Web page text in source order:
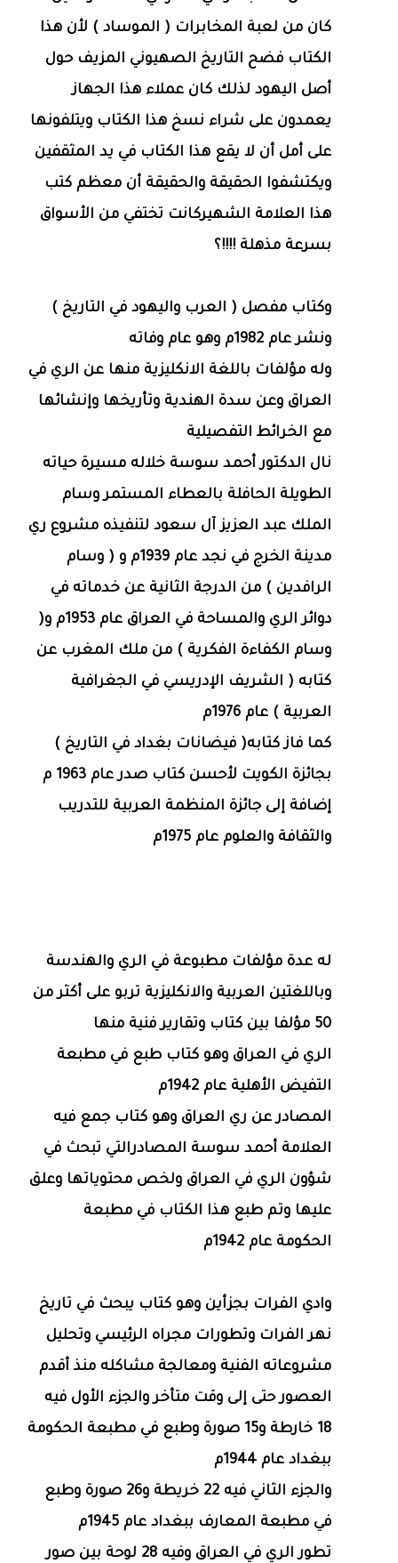
كان من لعبة المخابرات ( الموساد ) لأن هذا
الكتاب فضح التاريخ الصهيوني المزيف حول
أصل اليهود لذلك كان عملاء هذا الجهاز
يعمدون على شراء نسخ هذا الكتاب ويتلفونها
على أمل أن لا يقع هذا الكتاب في يد المثقفين
ويكتشفوا الحقيقة والحقيقة أن معظم كتب
هذا العلامة الشهيركانت تختفي من الأسواق
بسرعة مذهلة !!!!؟
وكتاب مفصل ( العرب واليهود في التاريخ )
ونشر عام 1982م وهو عام وفاته
وله مؤلفات باللغة الانكليزية منها عن الري في
العراق وعن سدة الهندية وتأريخها وإنشائها
مع الخرائط التفصيلية
نال الدكتور أحمد سوسة خلاله مسيرة حياته
الطويلة الحافلة بالعطاء المستمر وسام
الملك عبد العزيز آل سعود لتنفيذه مشروع ري
مدينة الخرج في نجد عام 1939م و ( وسام
الرافدين ) من الدرجة الثانية عن خدماته في
دوائر الري والمساحة في العراق عام 1953م و(
وسام الكفاءة الفكرية ) من ملك المغرب عن
كتابه ( الشريف الإدريسي في الجغرافية
العربية ) عام 1976م
كما فاز كتابه( فيضانات بغداد في التاريخ )
بجائزة الكويت لأحسن كتاب صدر عام 1963 م
إضافة إلى جائزة المنظمة العربية للتدريب
والثقافة والعلوم عام 1975م
له عدة مؤلفات مطبوعة في الري والهندسة
وباللغتين العربية والانكليزية تربو على أكثر من
50 مؤلفا بين كتاب وتقارير فنية منها
الري في العراق وهو كتاب طبع في مطبعة
التفيض الأهلية عام 1942م
المصادر عن ري العراق وهو كتاب جمع فيه
العلامة أحمد سوسة المصادرالتي تبحث في
شؤون الري في العراق ولخص محتوياتها وعلق
عليها وتم طبع هذا الكتاب في مطبعة
الحكومة عام 1942م
وادي الفرات بجزأين وهو كتاب يبحث في تاريخ
نهر الفرات وتطورات مجراه الرئيسي وتحليل
مشروعاته الفنية ومعالجة مشاكله منذ أقدم
العصور حتى إلى وقت متأخر والجزء الأول فيه
18 خارطة و15 صورة وطبع في مطبعة الحكومة
ببغداد عام 1944م
والجزء الثاني فيه 22 خريطة و26 صورة وطبع
في مطبعة المعارف ببغداد عام 1945م
تطور الري في العراق وفيه 28 لوحة بين صور